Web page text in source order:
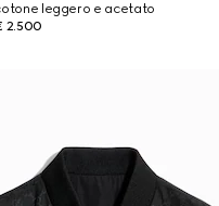
leggero e acetato
2.500